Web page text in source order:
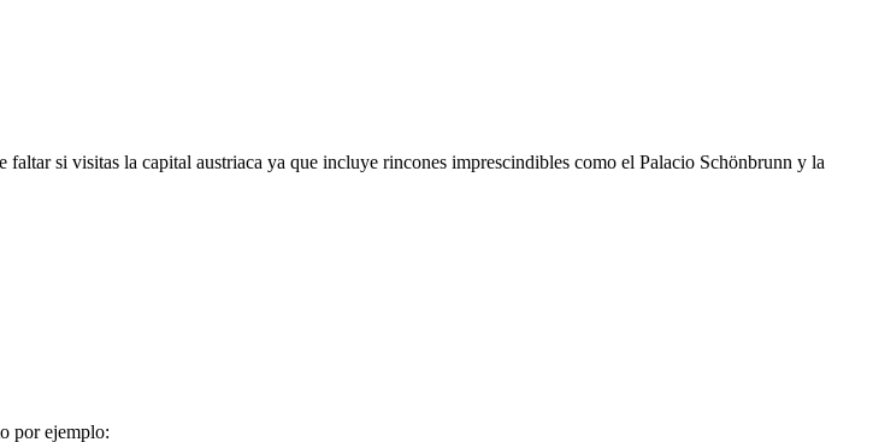
faltar si visitas la capital austriaca ya que incluye rincones imprescindibles como el Palacio Schönbrunn y la
por ejemplo: